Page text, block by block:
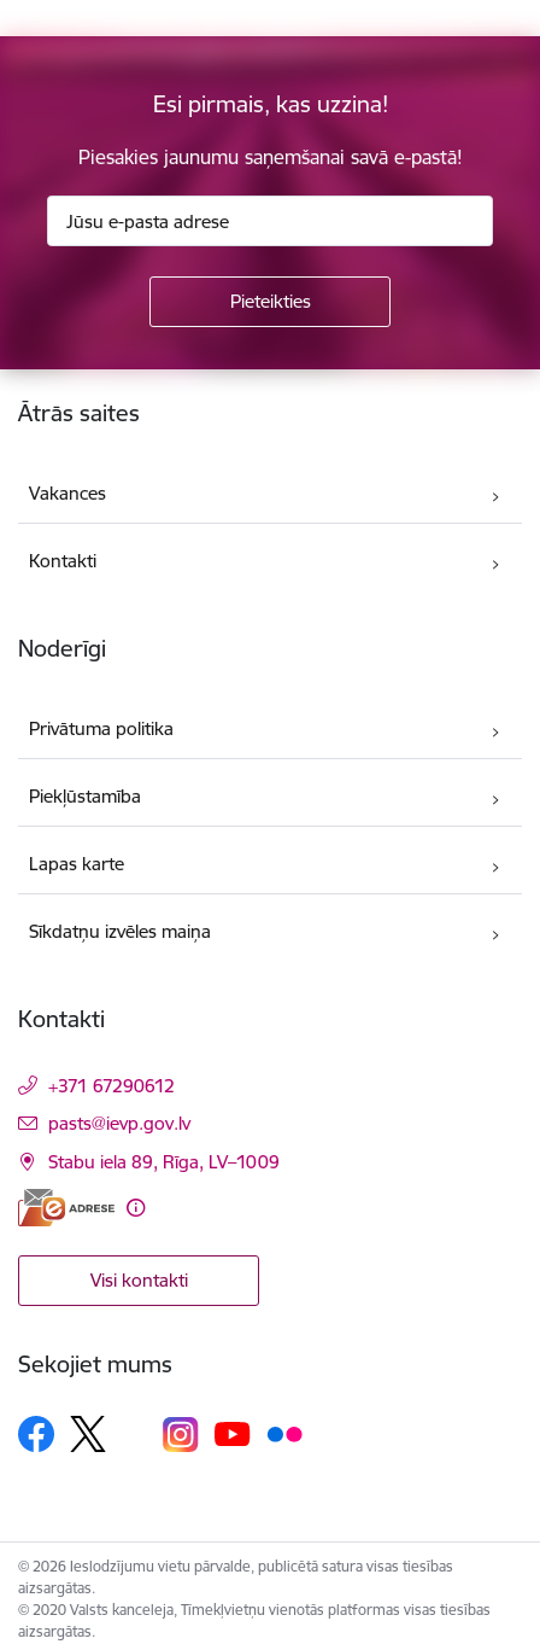
Esi pirmais, kas uzzina!
Piesakies jaunumu saņemšanai savā e-pastā!
Kājene
Ātrās saites
Vakances
Kontakti
Noderīgi
Privātuma politika
Piekļūstamība
Lapas karte
Sīkdatņu izvēles maiņa
Kontakti
+371 67290612
E-pasts:
pasts@ievp.gov.lv
Stabu iela 89, Rīga, LV–1009
Visi kontakti
Sekojiet mums
© 2026 Ieslodzījumu vietu pārvalde, publicētā satura visas tiesības
aizsargātas.
© 2020 Valsts kanceleja, Tīmekļvietņu vienotās platformas visas tiesības
aizsargātas.